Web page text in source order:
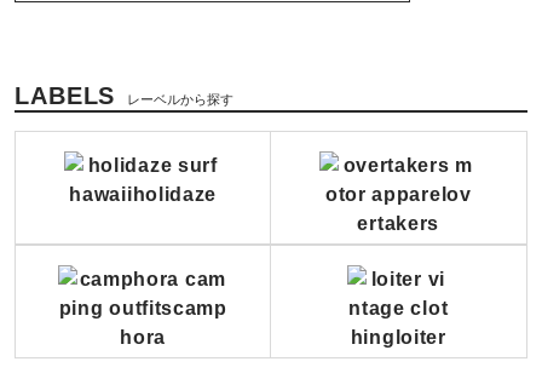
LABELS レーベルから探す